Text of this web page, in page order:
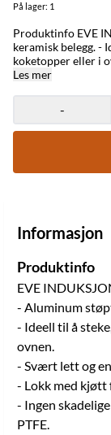
På lager: 1
Produktinfo EVE INDUKSJON - Aluminum støpt cocotte med
keramisk belegg. - Ideell til å steke, brune og simre på alle
koketopper eller i ovnen. - Svært lett og enkel å
med kjøtt fuktighetssystem - Ingen
Trenger ingen
kasseroller - Ekstremt ripe sterk - Lett å vaske kermaisk belegg
Les mer
-
Informasjon
Produktinfo
EVE
- Aluminum
- Ideell til å
ovnen.
- Svært lett og
- Lokk med
- Ingen
PTFE.